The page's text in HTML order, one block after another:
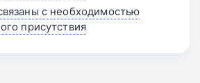
с необходимостью
присутствия